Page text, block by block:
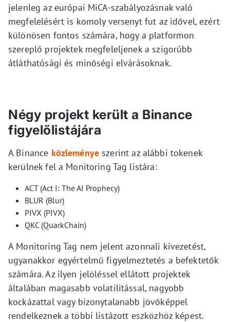
jelenleg az európai MiCA-szabályozásnak való
megfelelésért is komoly versenyt fut az idővel, ezért
különösen fontos számára, hogy a platformon
szereplő projektek megfeleljenek a szigorúbb
átláthatósági és minőségi elvárásoknak.
Négy projekt került a Binance
figyelőlistájára
A Binance közleménye szerint az alábbi tokenek
kerülnek fel a Monitoring Tag listára:
ACT (Act I: The AI Prophecy)
BLUR (Blur)
PIVX (PIVX)
QKC (QuarkChain)
A Monitoring Tag nem jelent azonnali kivezetést,
ugyanakkor egyértelmű figyelmeztetés a befektetők
számára. Az ilyen jelöléssel ellátott projektek
általában magasabb volatilitással, nagyobb
kockázattal vagy bizonytalanabb jövőképpel
rendelkeznek a többi listázott eszközhöz képest.